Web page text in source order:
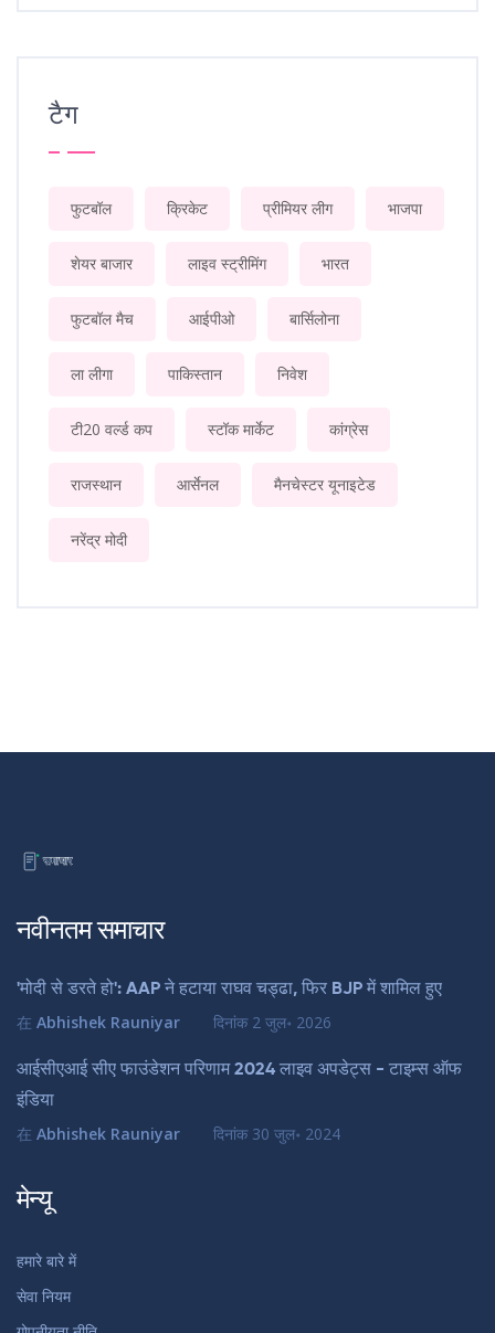
टैग
फुटबॉल क्रिकेट प्रीमियर लीग भाजपा
शेयर बाजार लाइव स्ट्रीमिंग भारत
फुटबॉल मैच आईपीओ बार्सिलोना
ला लीगा पाकिस्तान निवेश
टी20 वर्ल्ड कप स्टॉक मार्केट कांग्रेस
राजस्थान आर्सेनल मैनचेस्टर यूनाइटेड
नरेंद्र मोदी
नवीनतम समाचार
'मोदी से डरते हो': AAP ने हटाया राघव चड्ढा, फिर BJP में शामिल हुए
在 Abhishek Rauniyar दिनांक 2 जुल॰ 2026
आईसीएआई सीए फाउंडेशन परिणाम 2024 लाइव अपडेट्स - टाइम्स ऑफ
इंडिया
在 Abhishek Rauniyar दिनांक 30 जुल॰ 2024
मेन्यू
हमारे बारे में
सेवा नियम